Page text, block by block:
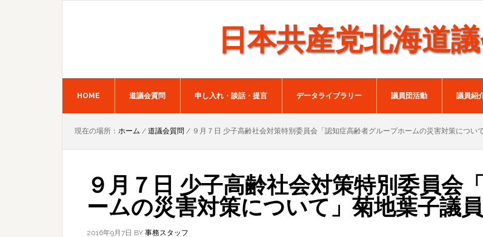
日本共産党北海道
HOME 道議会質問 申し入れ・談話・提言 データライブラリー 議員団活動 議員紹
現在の場所： ホーム / 道議会質問 / ９月７日 少子高齢社会対策特別委員会「認知症高齢者グループホームの災害対策につい
９月７日 少子高齢社会対策特別委員会
ームの災害対策について」菊地葉子議員
2016年9月7日 BY 事務スタッフ